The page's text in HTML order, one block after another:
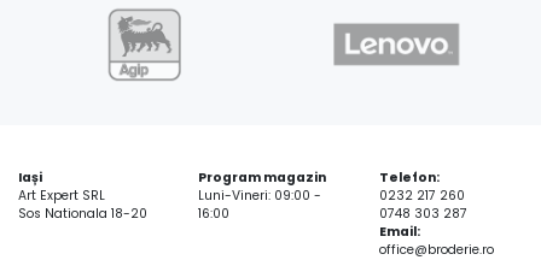
Iași
Art Expert SRL
Sos Nationala 18-20
Program magazin
Luni-Vineri: 09:00 -
16:00
Telefon:
0232 217 260
0748 303 287
Email:
office@broderie.ro